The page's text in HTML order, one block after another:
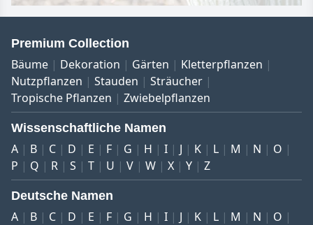
Premium Collection
Bäume Dekoration Gärten
Kletterpflanzen
Nutzpflanzen
Stauden
Sträucher
Tropische Pflanzen
Zwiebelpflanzen
Wissenschaftliche Namen
A B C D E F G H I J K L M N
O
P
Q R S T U V W X Y Z
Deutsche Namen
A B C D E F G H I J K L M N
O